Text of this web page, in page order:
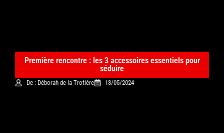
Première rencontre : les 3 accessoires essentiels pour
séduire
De : Déborah de la Trotière 13/05/2024